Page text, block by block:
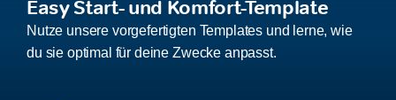
Easy Start- und Komfort-Template
Nutze unsere vorgefertigten Templates und lerne, wie
du sie optimal für deine Zwecke anpasst.